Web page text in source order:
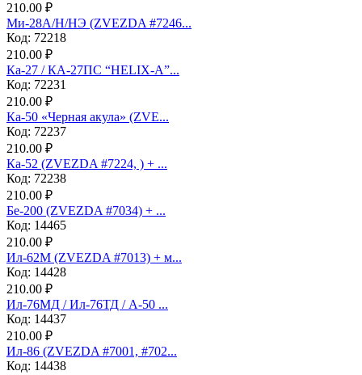
210.00 ₽
Ми-28А/Н/НЭ (ZVEZDA #7246...
Код: 72218
210.00 ₽
Ка-27 / КА-27ПС “HELIX-A”...
Код: 72231
210.00 ₽
Ка-50 «Черная акула» (ZVE...
Код: 72237
210.00 ₽
Ка-52 (ZVEZDA #7224, ) + ...
Код: 72238
210.00 ₽
Бе-200 (ZVEZDA #7034) + ...
Код: 14465
210.00 ₽
Ил-62М (ZVEZDA #7013) + м...
Код: 14428
210.00 ₽
Ил-76МД / Ил-76ТД / А-50 ...
Код: 14437
210.00 ₽
Ил-86 (ZVEZDA #7001, #702...
Код: 14438